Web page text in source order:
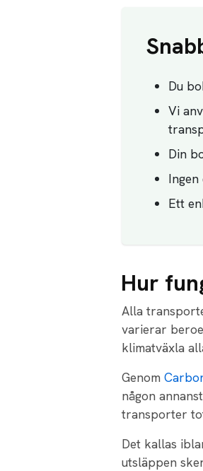
Du
Vi
Din
Ett
Hur
Alla
varierar
klimatväxla
Genom
någon
transporter
Det kallas
utsläppen